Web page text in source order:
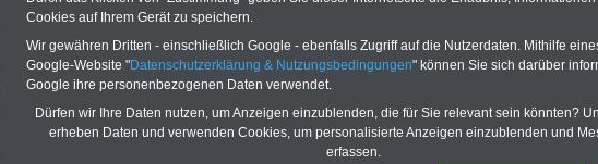
Sie in den wichtigsten Fragen
Laufenden: auch ein eBook zu
enthalten. Der OnlineService
zum herunterladen, lesen und
ausdrucken
>>>zur Bestellung
Cookies auf Ihrem Gerät zu speichern.
Wir gewähren Dritten - einschließlich Google - ebenfalls Zugriff auf die Nutzerdaten. Mithilfe
Google-Website "Datenschutzerklärung & Nutzungsbedingungen" können Sie sich darüber
Google ihre personenbezogenen Daten verwendet.
Dürfen wir Ihre Daten nutzen, um Anzeigen einzublenden, die für Sie relevant sein könnten?
erheben Daten und verwenden Cookies, um personalisierte Anzeigen einzublenden und
erfassen.